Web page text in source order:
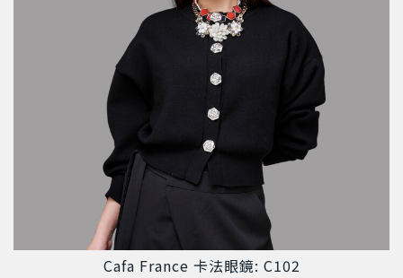
Cafa France 卡法眼鏡: C102